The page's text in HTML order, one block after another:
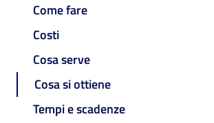
Come fare
Costi
Cosa serve
Cosa si ottiene
Tempi e scadenze